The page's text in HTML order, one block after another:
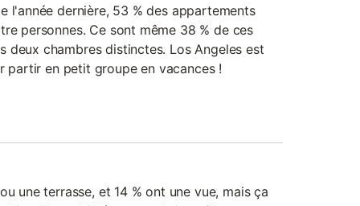
l'année dernière, 53 % des appartements
personnes. Ce sont même 38 % de ces
deux chambres distinctes. Los Angeles est
partir en petit groupe en vacances !
une terrasse, et 14 % ont une vue, mais ça